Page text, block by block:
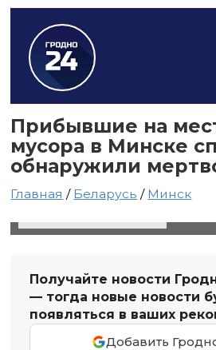
Прибывшие на
мусора в Минске
обнаружили
Главная / Беларусь / Минск
Получайте новости
— тогда новые новости
появляться в ваших
Добавить